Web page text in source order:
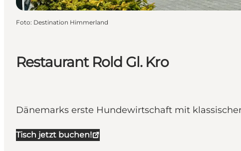
Restaurant Rold Gl. Kro
Dänemarks erste Hundewirtschaft mit
Tisch jetzt buchen!
Foto: Destination Himmerland